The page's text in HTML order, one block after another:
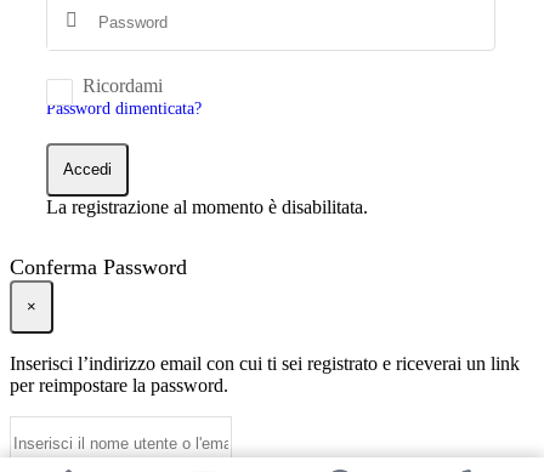
Ricordami
Password dimenticata?
Accedi
La registrazione al momento è disabilitata.
Conferma Password
×
Inserisci l’indirizzo email con cui ti sei registrato e riceverai un link
per reimpostare la password.